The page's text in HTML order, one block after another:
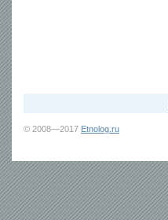
© 2008—2017 Etnolog.ru